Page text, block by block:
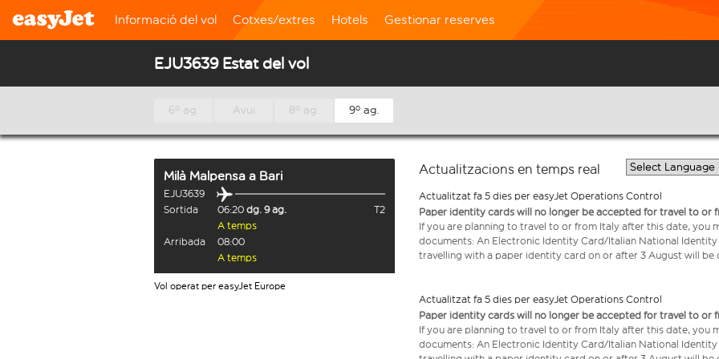
Informació del vol Cotxes/extres Hotels Gestionar reserves
EJU3639 Estat del vol
6º ag. Avui 8º ag. 9º ag.
Milà Malpensa a Bari
EJU3639
Sortida
06:20 dg. 9 ag.
T2
A temps
Arribada
08:00
A temps
Vol operat per easyJet Europe
Actualitzacions en temps real
Actualitzat fa 5 dies per easyJet Operations Control
Paper identity cards will no longer be accepted for travel to or
If you are planning to travel to or from Italy after this date, you
documents: An Electronic Identity Card/Italian National
travelling with a paper identity card on or after 3 August will be
Actualitzat fa 5 dies per easyJet Operations Control
Paper identity cards will no longer be accepted for travel to or
If you are planning to travel to or from Italy after this date, you
documents: An Electronic Identity Card/Italian National